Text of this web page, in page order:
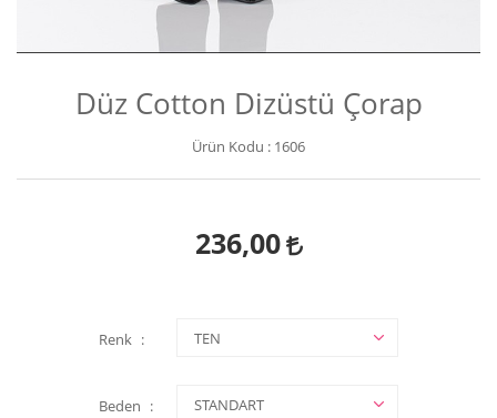
Düz Cotton Dizüstü Çorap
Ürün Kodu : 1606
236,00
Renk
Beden